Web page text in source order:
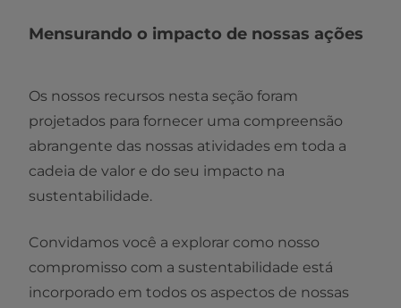
Mensurando o impacto de nossas ações
Os nossos recursos nesta seção foram
projetados para fornecer uma compreensão
abrangente das nossas atividades em toda a
cadeia de valor e do seu impacto na
sustentabilidade.
Convidamos você a explorar como nosso
compromisso com a sustentabilidade está
incorporado em todos os aspectos de nossas